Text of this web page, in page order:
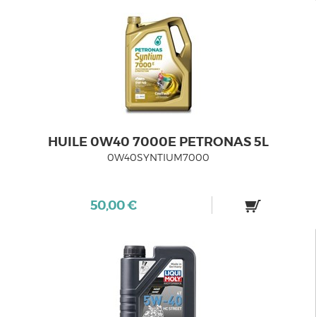
HUILE 0W40 7000E PETRONAS 5L
0W40SYNTIUM7000
50,00 €